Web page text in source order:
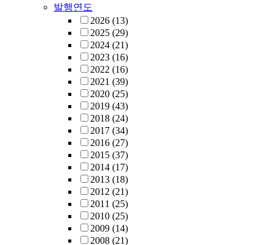
발행연도
2026 (13)
2025 (29)
2024 (21)
2023 (16)
2022 (16)
2021 (39)
2020 (25)
2019 (43)
2018 (24)
2017 (34)
2016 (27)
2015 (37)
2014 (17)
2013 (18)
2012 (21)
2011 (25)
2010 (25)
2009 (14)
2008 (21)